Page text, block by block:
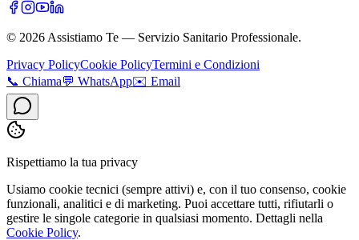
© 2026 Assistiamo Te — Servizio Sanitario Professionale.
Privacy PolicyCookie PolicyTermini e Condizioni
📞 Chiama💬 WhatsApp✉️ Email
Rispettiamo la tua privacy
Usiamo cookie tecnici (sempre attivi) e, con il tuo consenso, cookie
funzionali, analitici e di marketing. Puoi accettare tutti, rifiutarli o
gestire le singole categorie in qualsiasi momento. Dettagli nella
Cookie Policy.